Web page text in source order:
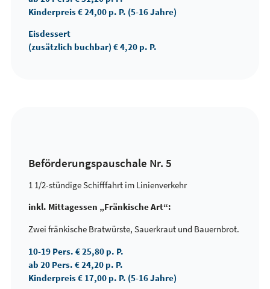
Kinderpreis € 24,00 p. P. (5-16 Jahre)
Eisdessert
(zusätzlich buchbar) € 4,20 p. P.
Beförderungspauschale Nr. 5
1 1/2-stündige Schifffahrt im Linienverkehr
inkl. Mittagessen „Fränkische Art“:
Zwei fränkische Bratwürste, Sauerkraut und Bauernbrot.
10-19 Pers. € 25,80 p. P.
ab 20 Pers. € 24,20 p. P.
Kinderpreis € 17,00 p. P. (5-16 Jahre)